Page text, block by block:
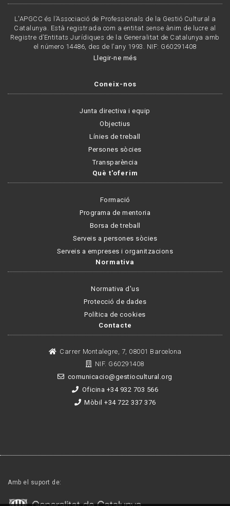
L'APGCC és l’Associació de Professionals de la Gestió Cultural a
Catalunya. Està registrada com a entitat sense ànim de lucre al
Registre d’Entitats Jurídiques de la Generalitat de Catalunya amb
el número 14486, des de l’any 1993. NIF: G60291408
Llegir-ne més
Coneix-nos
Junta directiva i equip
Objectius
Línies de treball
Persones sòcies
Transparència
Què t'oferim
Formació
Programa de mentoria
Borsa de treball
Serveis a persones sòcies
Serveis a empreses i organitzacions
Normativa
Normativa d'us
Protecció de dades
Política de cookies
Contacte
Carrer Montalegre, 7, 08001 Barcelona
NIF. G60291408
comunicacio@gestiocultural.org
Oficina +34 932 703 566
Mòbil +34 722 337 376
Amb el suport de: